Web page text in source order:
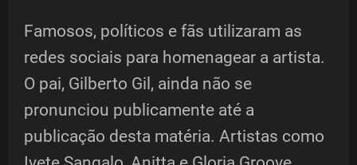
Famosos, políticos e fãs utilizaram as
redes sociais para homenagear a artista.
O pai, Gilberto Gil, ainda não se
pronunciou publicamente até a
publicação desta matéria. Artistas como